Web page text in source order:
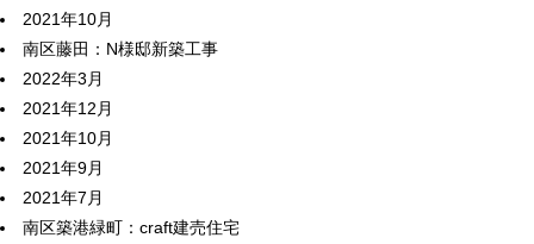
2021年10月
南区藤田：N様邸新築工事
2022年3月
2021年12月
2021年10月
2021年9月
2021年7月
南区築港緑町：craft建売住宅